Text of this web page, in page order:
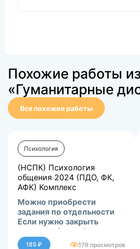
Похожие работы
«Гуманитарные
Все похожие работы
Психология
(НСПК) Психология
общения 2024 (ПДО, ФК,
АФК) Комплекс
Можно приобрести
задания по отдельности
Если нужно закрыть
сессию-обращайтесь в
ЛС.185 ₽ 179 просмотров